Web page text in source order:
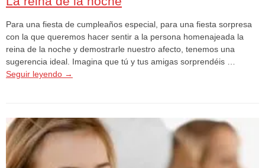
Para una fiesta de cumpleaños especial, para una fiesta sorpresa
con la que queremos hacer sentir a la persona homenajeada la
reina de la noche y demostrarle nuestro afecto, tenemos una
sugerencia ideal. Imagina que tú y tus amigas sorprendéis …
Seguir leyendo →